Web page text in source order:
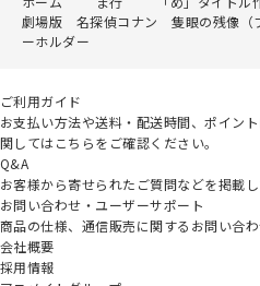
劇場版 名探偵コナン 隻眼の残像（
ーホルダー
ご利用ガイド
お支払い方法や送料・配送時間、ポイン
関してはこちらをご確認ください。
Q&A
お客様から寄せられたご質問などを掲載し
お問い合わせ・ユーザーサポート
商品の仕様、通信販売に関するお問い合わ
会社概要
採用情報